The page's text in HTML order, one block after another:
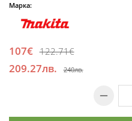
Марка:
107€ 122.71€
209.27лв. 240лв.